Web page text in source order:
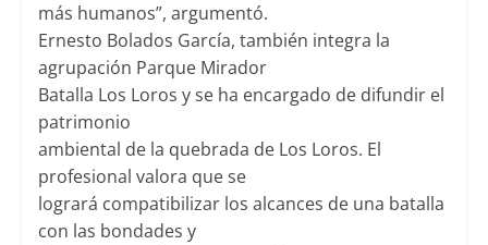
más humanos”, argumentó.
Ernesto Bolados García, también integra la
agrupación Parque Mirador
Batalla Los Loros y se ha encargado de difundir el
patrimonio
ambiental de la quebrada de Los Loros. El
profesional valora que se
logrará compatibilizar los alcances de una batalla
con las bondades y